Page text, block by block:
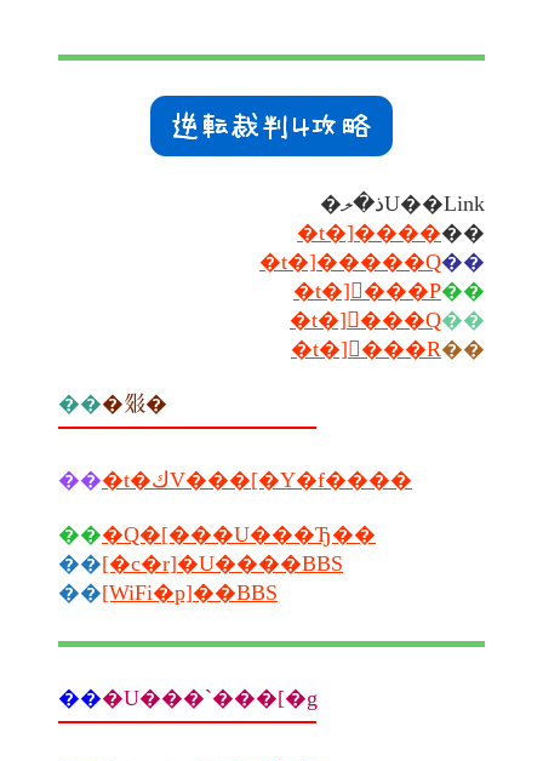
�ذ�ލU��Link
�t�]������
�t�]�����Q��
�t�]�ٔ��P��
�t�]�ٔ��Q��
�t�]�ٔ��R��
���𗬏�
�� �t�كV���[�Y�f����
���Q�[���U���Ђ��
��[�c�r]�U����BBS
��[WiFi�p]��BBS
���U���`���[�g